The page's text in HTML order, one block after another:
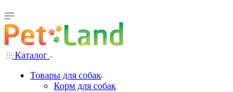
Каталог
Товары для собак
Корм для собак